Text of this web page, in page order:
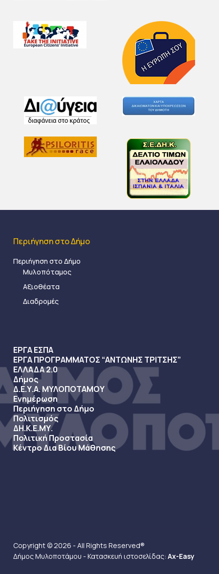
Περιήγηση στο Δήμο
Περιήγηση στο Δήμο
Μυλοπόταμος
Αξιοθέατα
Διαδρομές
ΕΡΓΑ ΕΣΠΑ
ΕΡΓΑ ΠΡΟΓΡΑΜΜΑΤΟΣ “ΑΝΤΩΝΗΣ ΤΡΙΤΣΗΣ”
ΕΛΛΑΔΑ 2.0
Δήμος
Δ.Ε.Υ.Α. ΜΥΛΟΠΟΤΑΜΟΥ
Ενημέρωση
Περιήγηση στο Δήμο
Πολιτισμός
ΔΗ.Κ.Ε.ΜΥ.
Πολιτική Προστασία
Κέντρο Δια Βίου Μάθησης
Copyright © 2026 - All Rights Reserved®
Δήμος Μυλοποτάμου - Κατασκευή ιστοσελίδας: Ax-Easy